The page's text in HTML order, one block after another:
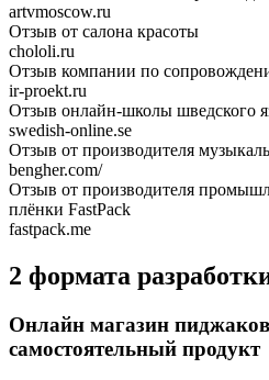
artvmoscow.ru
Отзыв от салона красоты
chololi.ru
Отзыв компании по
ir-proekt.ru
Отзыв онлайн-школы шведского
swedish-online.se
Отзыв от производителя
bengher.com/
Отзыв от производителя
плёнки FastPack
fastpack.me
2 формата
Онлайн магазин
самостоятельный продукт